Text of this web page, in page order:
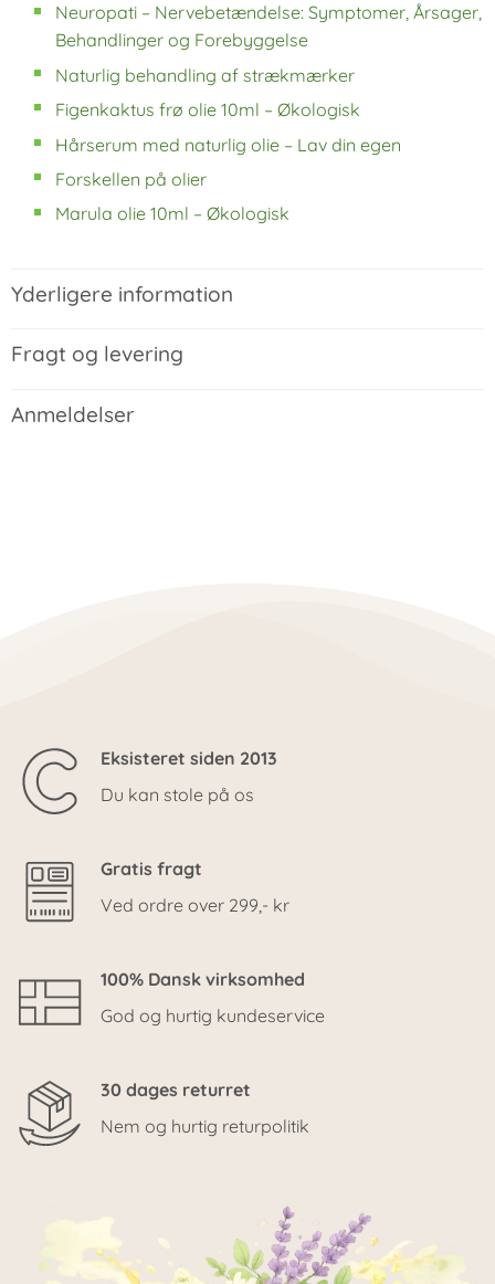
Neuropati – Nervebetændelse: Symptomer, Årsager,
Behandlinger og Forebyggelse
Naturlig behandling af strækmærker
Figenkaktus frø olie 10ml – Økologisk
Hårserum med naturlig olie – Lav din egen
Forskellen på olier
Marula olie 10ml – Økologisk
Yderligere information
Fragt og levering
Anmeldelser
Eksisteret siden 2013
Du kan stole på os
Gratis fragt
Ved ordre over 299,- kr
100% Dansk virksomhed
God og hurtig kundeservice
30 dages returret
Nem og hurtig returpolitik